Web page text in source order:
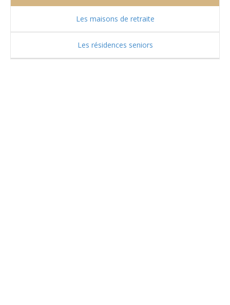
Les maisons de retraite
Les résidences seniors